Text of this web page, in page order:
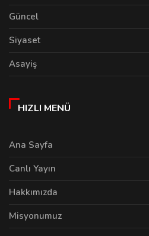
Güncel
Siyaset
Asayiş
HIZLI MENÜ
Ana Sayfa
Canlı Yayın
Hakkımızda
Misyonumuz